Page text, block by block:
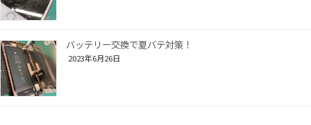
バッテリー交換で夏バテ対策！
2023年6月26日